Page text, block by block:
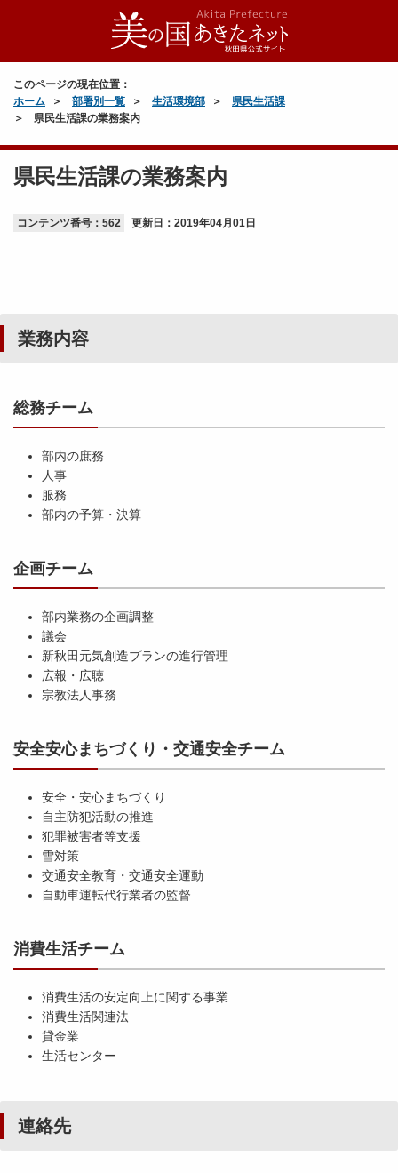
このページの現在位置：
ホーム
部署別一覧 生活環境部
県民生活課
県民生活課の業務案内
県民生活課の業務案内
コンテンツ番号：562 更新日： 2019年04月01日
業務内容
総務チーム
部内の庶務
人事
服務
部内の予算・決算
企画チーム
部内業務の企画調整
議会
新秋田元気創造プランの進行管理
広報・広聴
宗教法人事務
安全安心まちづくり・交通安全チーム
安全・安心まちづくり
自主防犯活動の推進
犯罪被害者等支援
雪対策
交通安全教育・交通安全運動
自動車運転代行業者の監督
消費生活チーム
消費生活の安定向上に関する事業
消費生活関連法
貸金業
生活センター
連絡先